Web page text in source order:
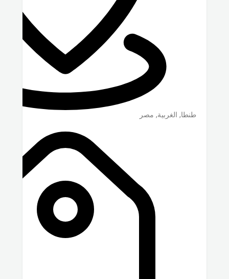
طنطا, الغربية, مصر